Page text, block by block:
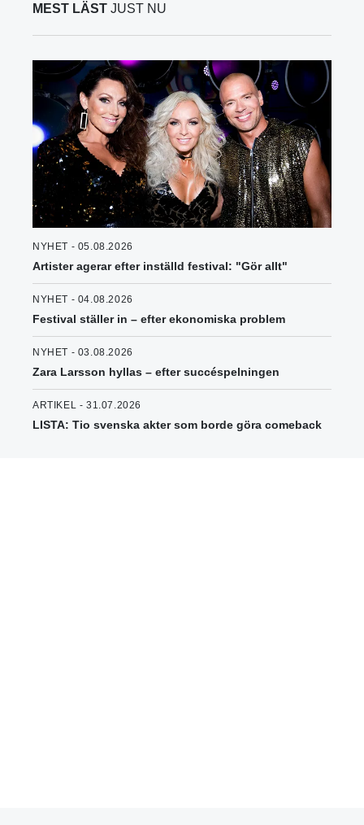
MEST LÄST JUST NU
NYHET - 05.08.2026
Artister agerar efter inställd festival: "Gör allt"
NYHET - 04.08.2026
Festival ställer in – efter ekonomiska problem
NYHET - 03.08.2026
Zara Larsson hyllas – efter succéspelningen
ARTIKEL - 31.07.2026
LISTA: Tio svenska akter som borde göra comeback